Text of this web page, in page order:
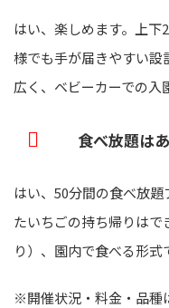
はい、楽しめます。上
様でも手が届きやすい設
広く、ベビーカーでの入
食べ放題は
はい、50分間の食べ放
たいちごの持ち帰りは
り）、園内で食べる形式
※開催状況・料金・品種